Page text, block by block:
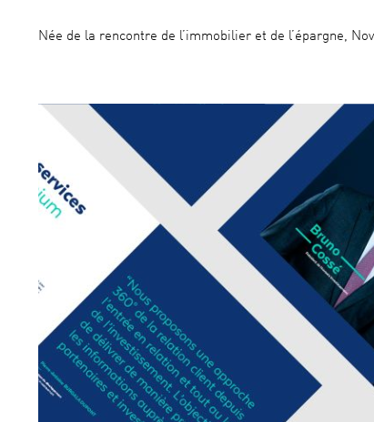
Née de la rencontre de l’immobilier et de l’épargne,